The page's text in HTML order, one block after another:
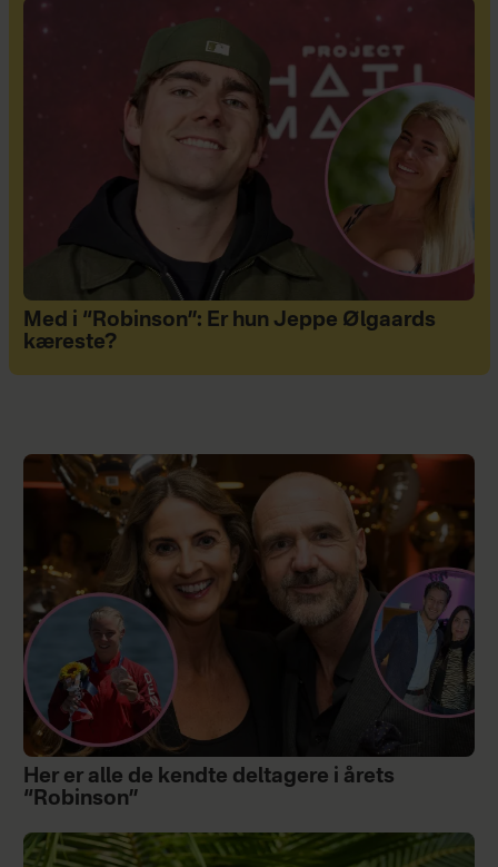
Med i “Robinson”: Er hun Jeppe Ølgaards
kæreste?
Her er alle de kendte deltagere i årets
“Robinson”